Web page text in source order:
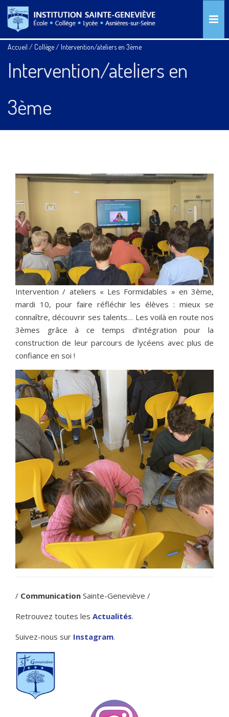
Accueil / Collège/ Intervention/ateliers en 3ème
Intervention/ateliers en
3ème
Intervention / ateliers « Les Formidables » en 3ème,
mardi 10, pour faire réfléchir les élèves : mieux se
connaître, découvrir ses talents… Les voilà en route nos
3èmes grâce à ce temps d’intégration pour la
construction de leur parcours de lycéens avec plus de
confiance en soi !
/ Communication Sainte-Geneviève /
Retrouvez toutes les Actualités.
Suivez-nous sur Instagram.